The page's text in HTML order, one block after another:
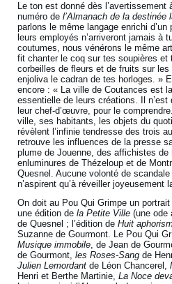
Le ton est donné dès l’avertissement
numéro del’Almanach de la destinée
parlons le même langage enrichi
leurs employés n’arriveront jamais à
coutumes, nous vénérons le même
fit chanter le coq sur tes soupières
corbeilles de fleurs et de fruits sur
enjoliva le cadran de tes horloges. »
encore : « La ville de Coutances est
essentielle de leurs créations. Il n’est
leur chef-d’œuvre, pour le
ville, ses habitants, les objets du
révèlent l’infinie tendresse des trois
retrouve les influences de la presse
plume de Jouenne, des affichistes de
enluminures de Thézeloup et de
Quesnel. Aucune volonté de
n’aspirent qu’à réveiller joyeusement
On doit au Pou Qui Grimpe un
une édition dela Petite Ville (une ode
de Quesnel ; l’édition deHuit
Suzanne de Gourmont. Le Pou Qui
Musique immobile, de Jean de
de Gourmont,les Roses-Sangde
Julien Lemordantde Léon Chancerel,
Henri et Berthe Martinie,La Noce